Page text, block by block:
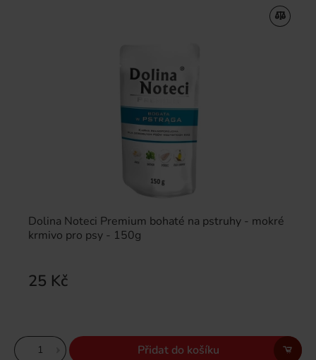
Dolina Noteci Premium bohaté na pstruhy - mokré
krmivo pro psy - 150g
25 Kč
Přidat do košíku